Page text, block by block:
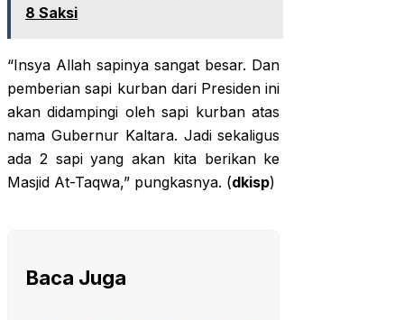
8 Saksi
“Insya Allah sapinya sangat besar. Dan
pemberian sapi kurban dari Presiden ini
akan didampingi oleh sapi kurban atas
nama Gubernur Kaltara. Jadi sekaligus
ada 2 sapi yang akan kita berikan ke
Masjid At-Taqwa,” pungkasnya. (dkisp)
Baca Juga